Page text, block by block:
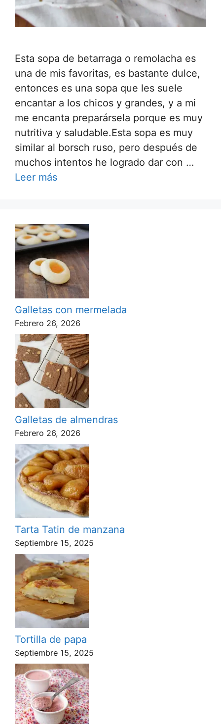
Esta sopa de betarraga o remolacha es
una de mis favoritas, es bastante dulce,
entonces es una sopa que les suele
encantar a los chicos y grandes, y a mi
me encanta preparársela porque es muy
nutritiva y saludable.Esta sopa es muy
similar al borsch ruso, pero después de
muchos intentos he logrado dar con …
Leer más
Galletas con mermelada
Febrero 26, 2026
Galletas de almendras
Febrero 26, 2026
Tarta Tatin de manzana
Septiembre 15, 2025
Tortilla de papa
Septiembre 15, 2025